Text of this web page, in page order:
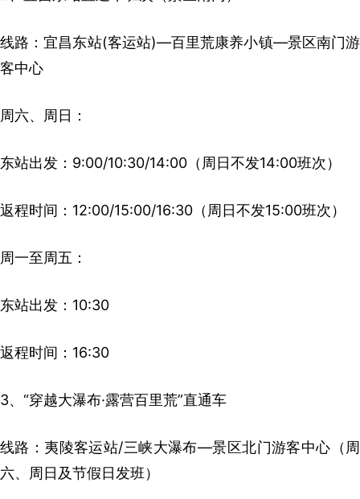
线路：宜昌东站(客运站)—百里荒康养小镇—景区南门游
客中心
周六、周日：
东站出发：9:00/10:30/14:00（周日不发14:00班次）
返程时间：12:00/15:00/16:30（周日不发15:00班次）
周一至周五：
东站出发：10:30
返程时间：16:30
3、“穿越大瀑布·露营百里荒”直通车
线路：夷陵客运站/三峡大瀑布—景区北门游客中心（周
六、周日及节假日发班）